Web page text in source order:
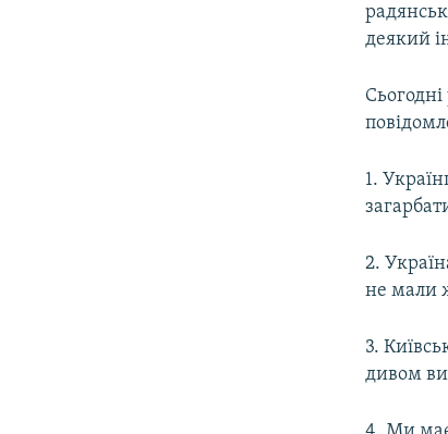
деякий
Сьогодні
1.
2.
не мали
3.
дивом